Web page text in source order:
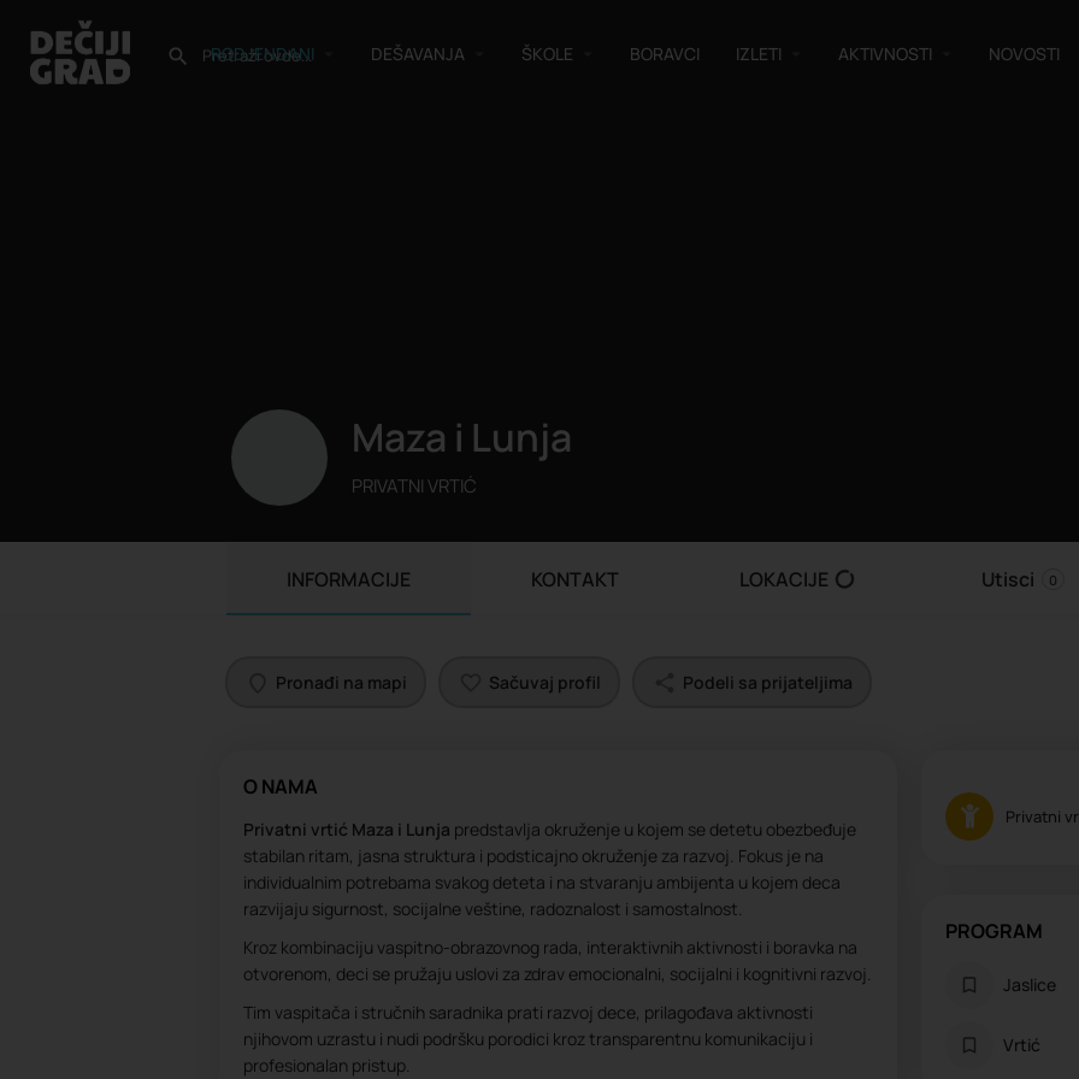
RODJENDANI DEŠAVANJA ŠKOLE BORAVCI IZLETI AKTIVNOSTI NOVOSTI
Maza i Lunja
PRIVATNI VRTIĆ
INFORMACIJE KONTAKT LOKACIJE Utisci 0
Pronađi na mapi Sačuvaj profil Podeli sa prijateljima
O NAMA
Privatni vrtić Maza i Lunja predstavlja okruženje u kojem se detetu obezbeđuje
stabilan ritam, jasna struktura i podsticajno okruženje za razvoj. Fokus je na
individualnim potrebama svakog deteta i na stvaranju ambijenta u kojem deca
razvijaju sigurnost, socijalne veštine, radoznalost i samostalnost.
Kroz kombinaciju vaspitno-obrazovnog rada, interaktivnih aktivnosti i boravka na
otvorenom, deci se pružaju uslovi za zdrav emocionalni, socijalni i kognitivni razvoj.
Tim vaspitača i stručnih saradnika prati razvoj dece, prilagođava aktivnosti
njihovom uzrastu i nudi podršku porodici kroz transparentnu komunikaciju i
profesionalan pristup.
Privatni
PROGRAM
Jaslice
Vrtić